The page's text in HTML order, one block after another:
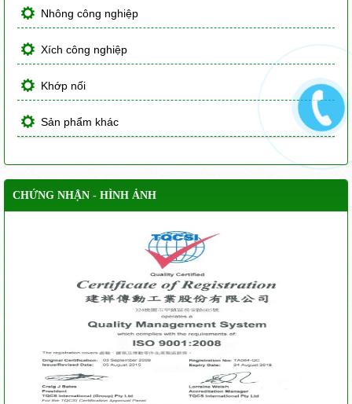
Nhông công nghiệp
Xích công nghiệp
Khớp nối
Sản phẩm khác
CHỨNG NHẬN - HÌNH ẢNH